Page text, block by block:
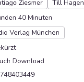
Ziesmer
Till Hagen
40 Minuten
Verlag München
Download